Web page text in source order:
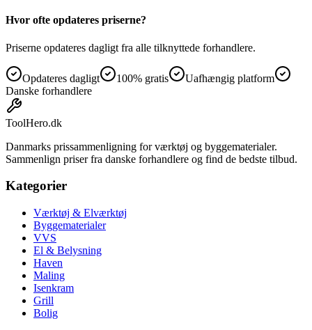
Hvor ofte opdateres priserne?
Priserne opdateres dagligt fra alle tilknyttede forhandlere.
Opdateres dagligt 100% gratis
Uafhængig platform
Danske forhandlere
ToolHero.dk
Danmarks prissammenligning for værktøj og byggematerialer.
Sammenlign priser fra danske forhandlere og find de bedste tilbud.
Kategorier
Værktøj & Elværktøj
Byggematerialer
VVS
El & Belysning
Haven
Maling
Isenkram
Grill
Bolig